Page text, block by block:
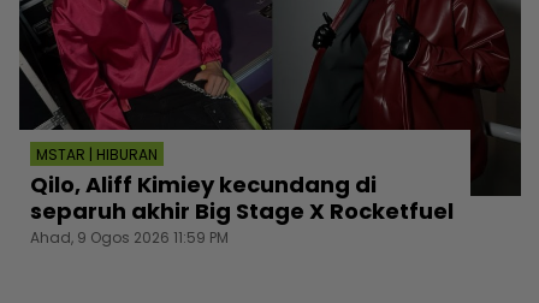
MSTAR | HIBURAN
Qilo, Aliff Kimiey kecundang di
separuh akhir Big Stage X Rocketfuel
Ahad, 9 Ogos 2026 11:59 PM